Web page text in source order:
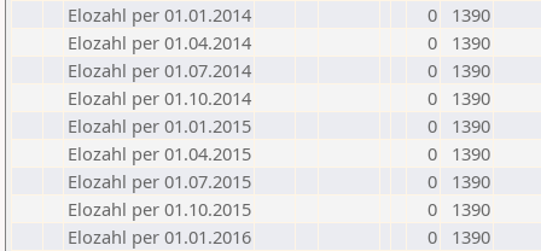
Elozahl per 01.01.2014
0
1390
Elozahl per 01.04.2014
0
1390
Elozahl per 01.07.2014
0
1390
Elozahl per 01.10.2014
0
1390
Elozahl per 01.01.2015
0
1390
Elozahl per 01.04.2015
0
1390
Elozahl per 01.07.2015
0
1390
Elozahl per 01.10.2015
0
1390
Elozahl per 01.01.2016
0
1390